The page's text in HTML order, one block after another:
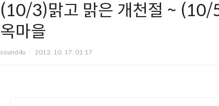
(10/3)맑고 맑은 개천절 ~ (10/
옥마을
sound4u 2013. 10. 17. 01:17